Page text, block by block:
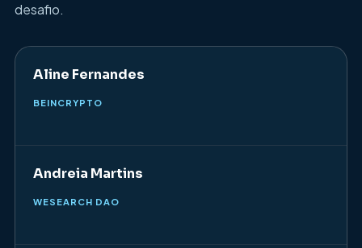
desafio.
Aline Fernandes
BEINCRYPTO
Andreia Martins
WESEARCH DAO